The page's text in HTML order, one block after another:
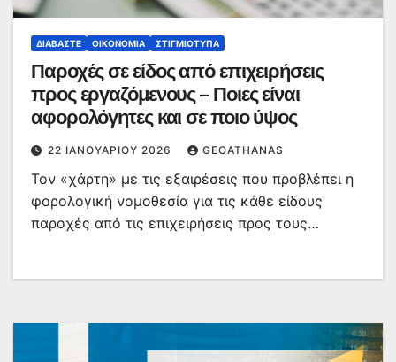
ΔΙΑΒΆΣΤΕ ΟΙΚΟΝΟΜΊΑ ΣΤΙΓΜΙΌΤΥΠΑ
Παροχές σε είδος από επιχειρήσεις
προς εργαζόμενους – Ποιες είναι
αφορολόγητες και σε ποιο ύψος
22 ΙΑΝΟΥΑΡΊΟΥ 2026 GEOATHANAS
Τον «χάρτη» με τις εξαιρέσεις που προβλέπει η
φορολογική νομοθεσία για τις κάθε είδους
παροχές από τις επιχειρήσεις προς τους…